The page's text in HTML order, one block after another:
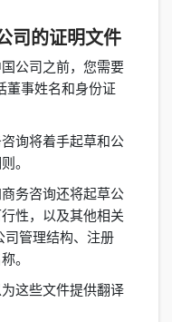
司的证明文件
公司之前，您需要
董事姓名和身份证
询将着手起草和公
。
务咨询还将起草公
性，以及其他相关
司管理结构、注册
。
这些文件提供翻译